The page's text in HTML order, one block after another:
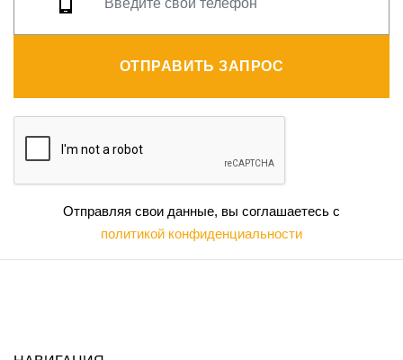
ОТПРАВИТЬ ЗАПРОС
Отправляя свои данные, вы соглашаетесь с
политикой конфиденциальности